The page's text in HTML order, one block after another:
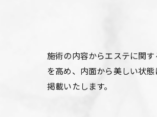
施術の内容からエステに関
を高め、内面から美しい状
掲載いたします。